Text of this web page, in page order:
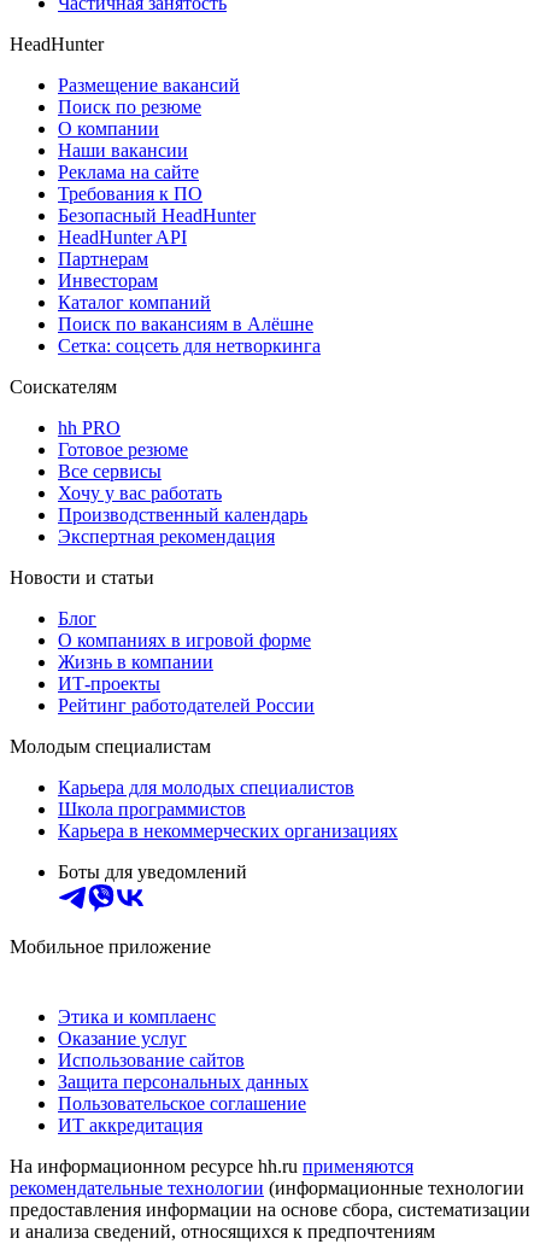
HeadHunter
Размещение вакансий
Поиск по резюме
О компании
Наши вакансии
Реклама на сайте
Требования к ПО
Безопасный HeadHunter
HeadHunter API
Партнерам
Инвесторам
Каталог компаний
Поиск по вакансиям в Алёшне
Сетка: соцсеть для нетворкинга
Соискателям
hh PRO
Готовое резюме
Все сервисы
Хочу у вас работать
Производственный календарь
Экспертная рекомендация
Новости и статьи
Блог
О компаниях в игровой форме
Жизнь в компании
ИТ-проекты
Рейтинг работодателей России
Молодым специалистам
Карьера для молодых специалистов
Школа программистов
Карьера в некоммерческих организациях
Боты для уведомлений
Мобильное приложение
Этика и комплаенс
Оказание услуг
Использование сайтов
Защита персональных данных
Пользовательское соглашение
ИТ аккредитация
На информационном ресурсе hh.ru применяются
рекомендательные технологии (информационные технологии
предоставления информации на основе сбора, систематизации
и анализа сведений, относящихся к предпочтениям